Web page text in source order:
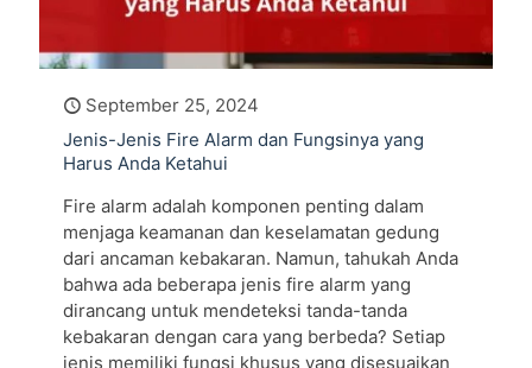
September 25, 2024
Jenis-Jenis Fire Alarm dan Fungsinya yang
Harus Anda Ketahui
Fire alarm adalah komponen penting dalam
menjaga keamanan dan keselamatan gedung
dari ancaman kebakaran. Namun, tahukah Anda
bahwa ada beberapa jenis fire alarm yang
dirancang untuk mendeteksi tanda-tanda
kebakaran dengan cara yang berbeda? Setiap
jenis memiliki fungsi khusus yang disesuaikan